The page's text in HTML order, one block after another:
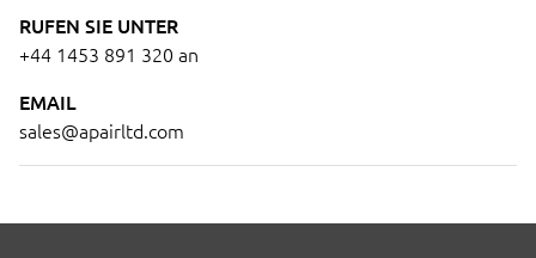
RUFEN SIE UNTER
+44 1453 891 320 an
EMAIL
sales@apairltd.com